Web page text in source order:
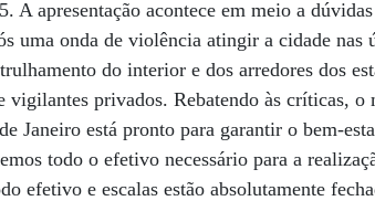
A apresentação acontece em meio a
uma onda de violência atingir a cidade nas
do interior e dos arredores dos
vigilantes privados. Rebatendo às críticas,
Janeiro está pronto para garantir o bem-
todo o efetivo necessário para a
efetivo e escalas estão absolutamente